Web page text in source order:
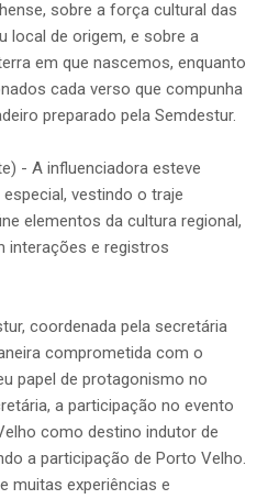
sobre a força cultural das
local de origem, e sobre a
em que nascemos, enquanto
cada verso que compunha
preparado pela Semdestur.
- A influenciadora esteve
vestindo o traje
elementos da cultura regional,
interações e registros
coordenada pela secretária
comprometida com o
papel de protagonismo no
a participação no evento
como destino indutor de
a participação de Porto Velho.
muitas experiências e